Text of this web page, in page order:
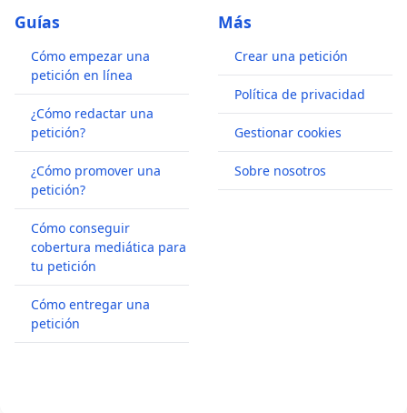
Guías
Cómo empezar una
petición en línea
¿Cómo redactar una
petición?
¿Cómo promover una
petición?
Cómo conseguir
cobertura mediática para
tu petición
Cómo entregar una
petición
Más
Crear una petición
Política de privacidad
Gestionar cookies
Sobre nosotros